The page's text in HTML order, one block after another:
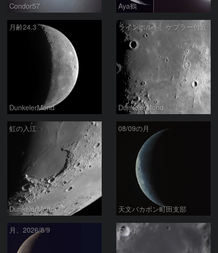
Condor57 Aya鶴
月齢24.3
DunkelerMond
ラインホルト、ケプラー付近
DunkelerMond
虹の入江
DunkelerMond
08/09の月
天文バカボン町田支部
月、2026/8/9 マルト